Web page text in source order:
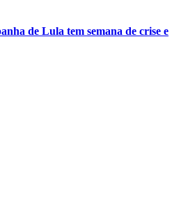
de Lula tem semana de crise e